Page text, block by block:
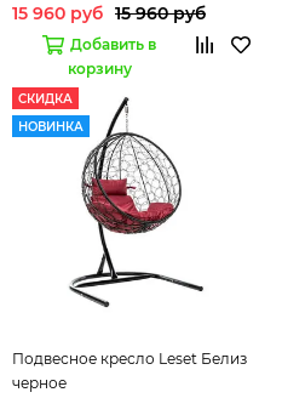
15 960 руб 15 960 руб
Добавить в
корзину
СКИДКА
НОВИНКА
Подвесное кресло Leset Белиз
черное